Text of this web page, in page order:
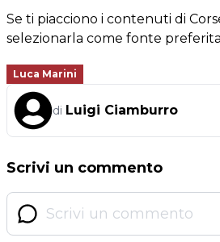
Se ti piacciono i contenuti di
selezionarla come fonte preferita
Luca Marini
di Luigi Ciamburro
Scrivi un commento